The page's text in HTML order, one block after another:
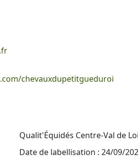
chevauxdupetitgueduroi
Qualit'Équidés Centre-Val de
Date de labellisation : 24/09/